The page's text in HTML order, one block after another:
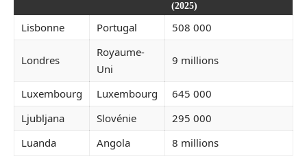
(2025)
Lisbonne Portugal 508 000
Londres
Royaume-
Uni
9 millions
Luxembourg Luxembourg
645 000
Ljubljana
Slovénie
295 000
Luanda
Angola 8 millions